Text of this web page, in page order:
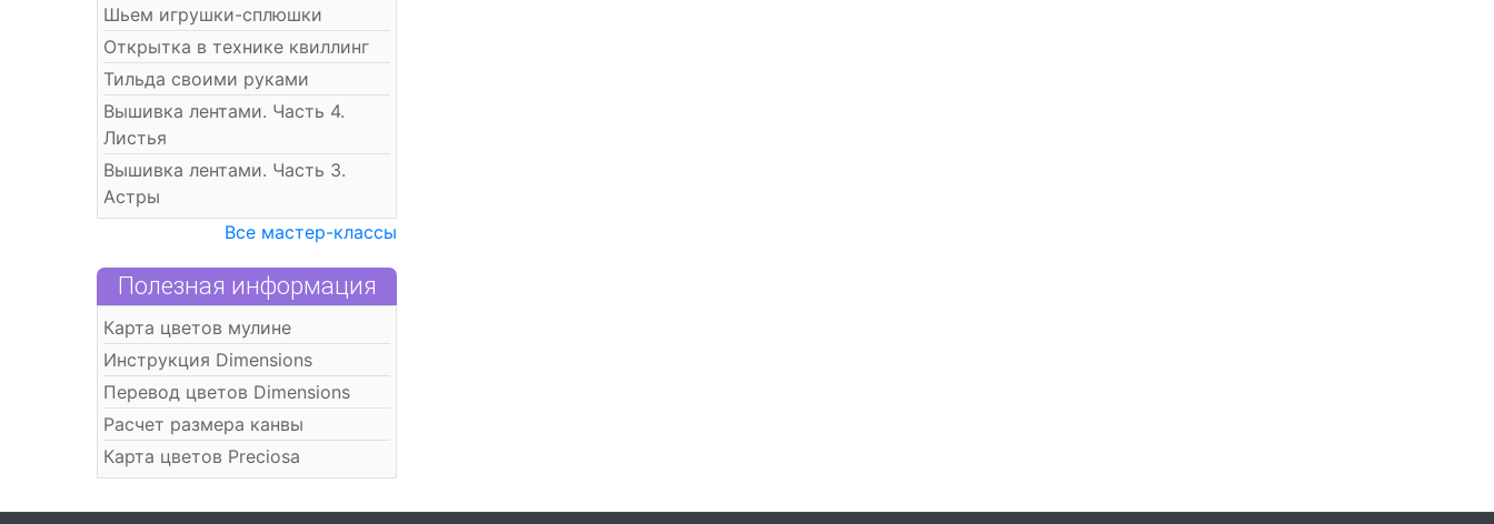
Шьем игрушки-сплюшки
Открытка в технике квиллинг
Тильда своими руками
Вышивка лентами. Часть 4.
Листья
Вышивка лентами. Часть 3.
Астры
Все мастер-классы
Полезная информация
Карта цветов мулине
Инструкция Dimensions
Перевод цветов Dimensions
Расчет размера канвы
Карта цветов Preciosa